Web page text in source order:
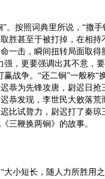
”。按照词典里所说， “撒手
胜甚至于被打掉，在相持
一击，瞬间扭转局面取
强，更要强调出其不意，
战争。 “还二锏”一般称“
恭为先锋攻唐，尉迟日
恭发现，李世民大败落荒
比试膂力，尉迟打了秦
三鞭换两锏》的故事。
“大小短长，随人力所胜用之